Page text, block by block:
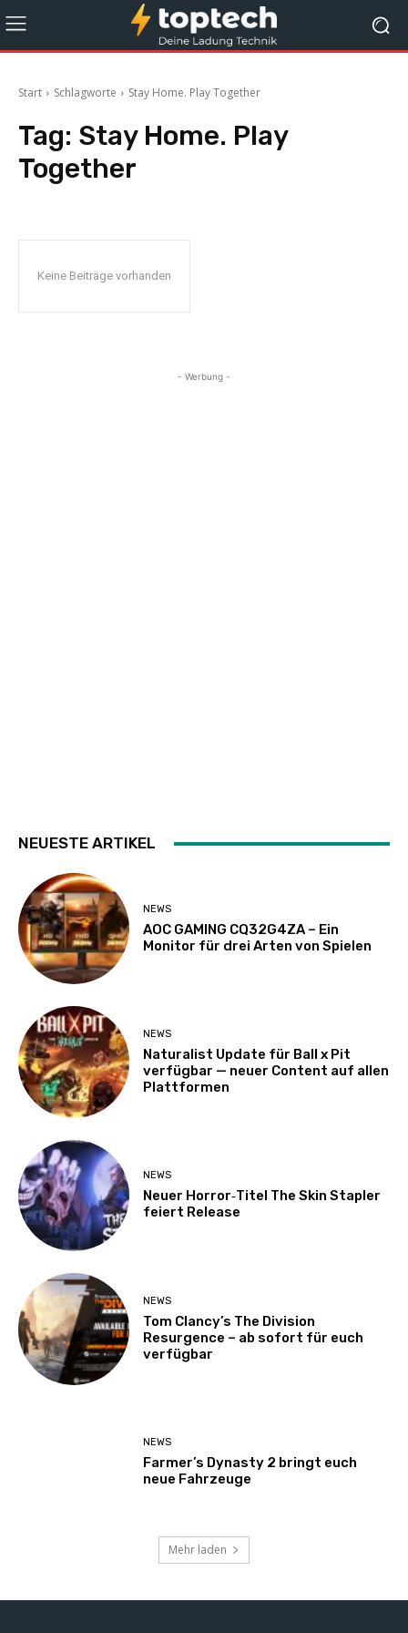
Start Schlagworte Stay Home. Play Together
Tag: Stay Home. Play
Together
Keine Beiträge vorhanden
- Werbung -
NEUESTE ARTIKEL
NEWS
AOC GAMING CQ32G4ZA – Ein
Monitor für drei Arten von Spielen
NEWS
Naturalist Update für Ball x Pit
verfügbar — neuer Content auf allen
Plattformen
NEWS
Neuer Horror‑Titel The Skin Stapler
feiert Release
NEWS
Tom Clancy’s The Division
Resurgence – ab sofort für euch
verfügbar
NEWS
Farmer’s Dynasty 2 bringt euch
neue Fahrzeuge
Mehr laden